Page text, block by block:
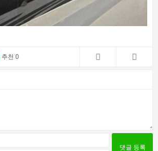
추천 0